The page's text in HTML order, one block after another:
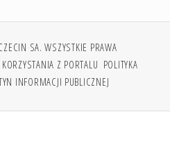
SA. WSZYSTKIE PRAWA
Z PORTALU POLITYKA
INFORMACJI PUBLICZNEJ